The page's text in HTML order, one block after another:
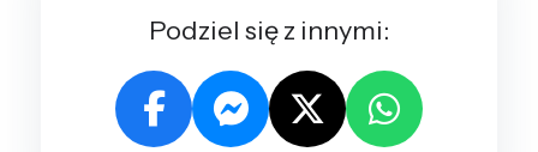
Podziel się z innymi: